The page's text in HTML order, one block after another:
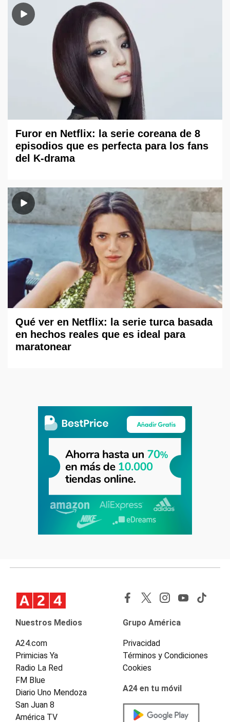
Furor en Netflix: la serie coreana de 8
episodios que es perfecta para los fans
del K-drama
Qué ver en Netflix: la serie turca basada
en hechos reales que es ideal para
maratonear
Nuestros Medios
A24.com
Primicias Ya
Radio La Red
FM Blue
Diario Uno Mendoza
San Juan 8
América TV
Grupo América
Privacidad
Términos y Condiciones
Cookies
A24 en tu móvil